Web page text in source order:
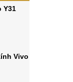
Y31
Vivo